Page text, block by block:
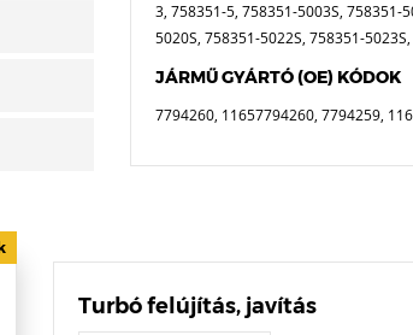
3, 758351-5, 758351-5003S, 758351-
5020S, 758351-5022S, 758351-
JÁRMŰ GYÁRTÓ (OE) KÓDOK
7794260, 11657794260, 7794259,
Turbó felújítás, javítás